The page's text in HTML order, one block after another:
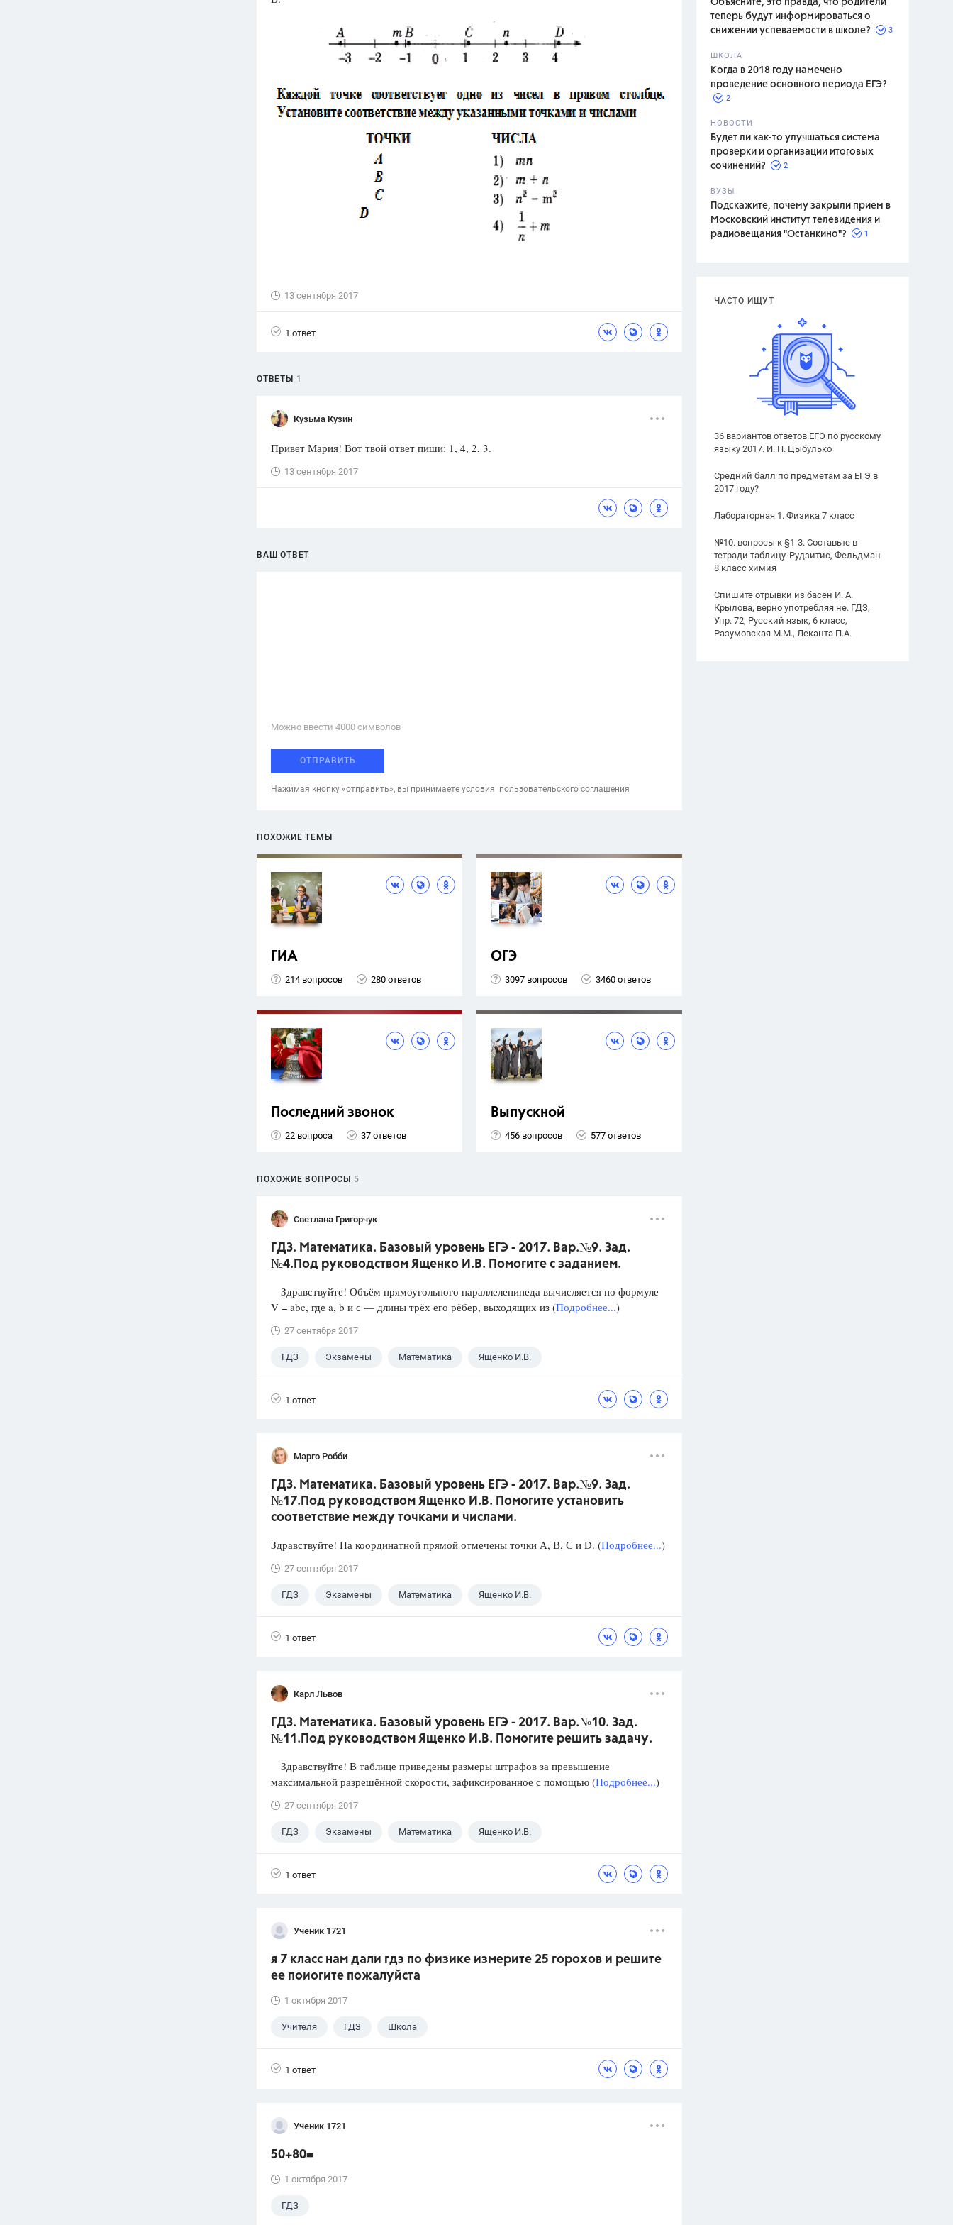
ответ
Психология
Отношения,
Любовь,
ПОКАЗАТЬ ВСЕ
Объясните, это правда, что родители
теперь будут информироваться о
снижении успеваемости в школе?
3
ШКОЛА
Когда в 2018 году намечено
проведение основного периода ЕГЭ?
2
НОВОСТИ
Будет ли как-то улучшаться система
проверки и организации итоговых
сочинений?
2
ВУЗЫ
Подскажите, почему закрыли прием в
Московский институт телевидения и
радиовещания "Останкино"?
1
ЧАСТО ИЩУТ
36 вариантов ответов ЕГЭ по русскому
языку 2017. И. П. Цыбулько
Средний балл по предметам за ЕГЭ в
2017 году?
Лабораторная 1. Физика 7 класс
№10. вопросы к §1-3. Составьте в
тетради таблицу. Рудзитис, Фельдман
8 класс химия
Спишите отрывки из басен И. А.
Крылова, верно употребляя не. ГДЗ,
Упр. 72, Русский язык, 6 класс,
Разумовская М.М., Леканта П.А.
13 сентября 2017
1 ответ
ОТВЕТЫ 1
Кузьма Кузин
Привет Мария! Вот твой ответ пиши: 1, 4, 2, 3.
13 сентября 2017
ВАШ ОТВЕТ
Можно ввести 4000 cимволов
ОТПРАВИТЬ
Нажимая кнопку «отправить», вы принимаете условия пользовательского соглашения
ПОХОЖИЕ ТЕМЫ
ГИА
214 вопросов 280 ответов
ОГЭ
3097 вопросов 3460 ответов
Последний звонок
22 вопроса 37 ответов
Выпускной
456 вопросов 577 ответов
ПОХОЖИЕ ВОПРОСЫ 5
Светлана Григорчук
ГДЗ. Математика. Базовый уровень ЕГЭ - 2017. Вар.№9. Зад.
№4.Под руководством Ященко И.В. Помогите с заданием.
Здравствуйте! Объём прямоугольного параллелепипеда вычисляется по формуле
V = abc, где a, b и с — длины трёх его рёбер, выходящих из (Подробнее...)
27 сентября 2017
ГДЗ Экзамены Математика Ященко И.В.
1 ответ
Марго Робби
ГДЗ. Математика. Базовый уровень ЕГЭ - 2017. Вар.№9. Зад.
№17.Под руководством Ященко И.В. Помогите установить
соответствие между точками и числами.
Здравствуйте! На координатной прямой отмечены точки А, В, С и D. (Подробнее...)
27 сентября 2017
ГДЗ Экзамены Математика Ященко И.В.
1 ответ
Карл Львов
ГДЗ. Математика. Базовый уровень ЕГЭ - 2017. Вар.№10. Зад.
№11.Под руководством Ященко И.В. Помогите решить задачу.
Здравствуйте! В таблице приведены размеры штрафов за превышение
максимальной разрешённой скорости, зафиксированное с помощью (Подробнее...)
27 сентября 2017
ГДЗ Экзамены Математика Ященко И.В.
1 ответ
Ученик 1721
я 7 класс нам дали гдз по физике измерите 25 горохов и решите
ее поиогите пожалуйста
1 октября 2017
Учителя ГДЗ Школа
1 ответ
Ученик 1721
50+80=
1 октября 2017
ГДЗ